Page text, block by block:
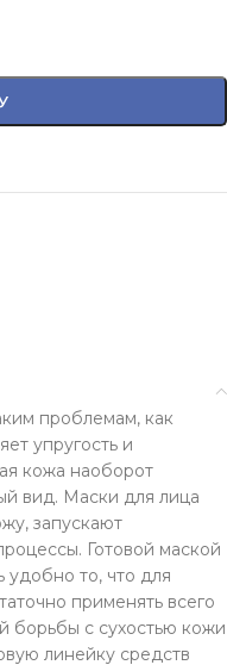
проблемам, как
упругость и
кожа наоборот
вид. Маски для лица
запускают
Готовой маской
удобно то, что для
применять всего
борьбы с сухостью кожи
линейку средств